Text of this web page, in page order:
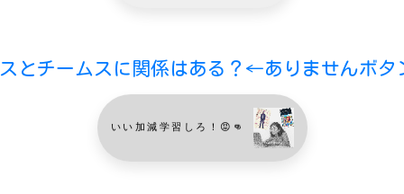
とチームスに関係はある？←ありませんボタ
いい加減学習しろ！😡👊